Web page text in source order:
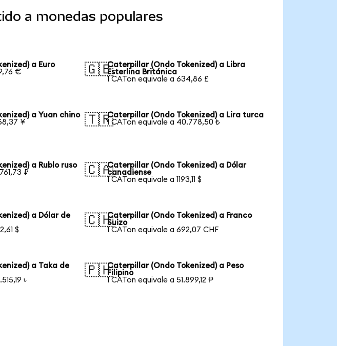
a monedas populares
a Euro
€
🇬🇧Caterpillar (Ondo Tokenized) a Libra
Esterlina Británica
1 CATon equivale a 634,86 £
a Yuan chino
¥
🇹🇷Caterpillar (Ondo Tokenized) a Lira turca
1 CATon equivale a 40.778,50 ₺
a Rublo ruso
₽
🇨🇦Caterpillar (Ondo Tokenized) a Dólar
canadiense
1 CATon equivale a 1193,11 $
a Dólar de
$
🇨🇭Caterpillar (Ondo Tokenized) a Franco
Suizo
1 CATon equivale a 692,07 CHF
a Taka de
৳
🇵🇭Caterpillar (Ondo Tokenized) a Peso
Filipino
1 CATon equivale a 51.899,12 ₱